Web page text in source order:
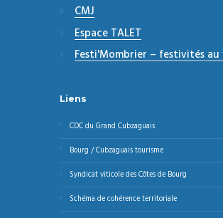
CMJ
Espace TALET
Festi'Mombrier – festivités
Liens
CDC du Grand Cubzaguais
Bourg / Cubzaguais tourisme
Syndicat viticole des Côtes de Bourg
Schéma de cohérence territoriale